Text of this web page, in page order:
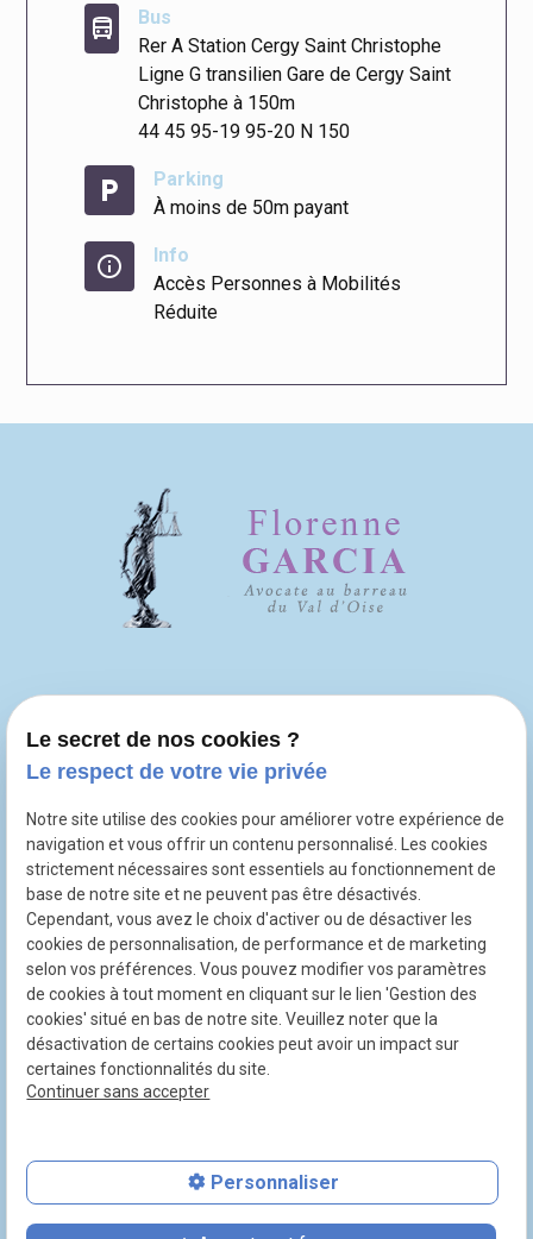
directions_bus
Bus
Rer A Station Cergy Saint Christophe
Ligne G transilien Gare de Cergy Saint
Christophe à 150m
44 45 95-19 95-20 N 150
local_parking
Parking
À moins de 50m payant
info
Info
Accès Personnes à Mobilités
Réduite
place
Bâtiment 1bis
95300 PONTOISE
phone 01 86 26 03 38
SIRET : 48160240700043
Mentions légales
Politique de confidentialité
Le secret de nos cookies ?
Le respect de votre vie privée
Notre site utilise des cookies pour améliorer votre expérience de
navigation et vous offrir un contenu personnalisé. Les cookies
strictement nécessaires sont essentiels au fonctionnement de
base de notre site et ne peuvent pas être désactivés.
Cependant, vous avez le choix d'activer ou de désactiver les
cookies de personnalisation, de performance et de marketing
selon vos préférences. Vous pouvez modifier vos paramètres
de cookies à tout moment en cliquant sur le lien 'Gestion des
cookies' situé en bas de notre site. Veuillez noter que la
désactivation de certains cookies peut avoir un impact sur
certaines fonctionnalités du site.
Continuer sans accepter
Personnaliser